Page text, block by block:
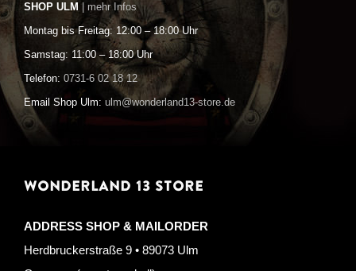
SHOP ULM | mehr Infos
Montag bis Freitag: 12:00 – 18:00 Uhr
Samstag: 11:00 – 18:00 Uhr
Telefon: 0731-6 02 18 12
Email Shop Ulm: ulm@wonderland13-store.de
WONDERLAND 13 STORE
ADDRESS SHOP & MAILORDER
Herdbruckerstraße 9 • 89073 Ulm